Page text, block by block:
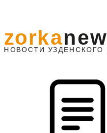
НО ВОСТИ УЗДЕНС КО ГО
zorkanew